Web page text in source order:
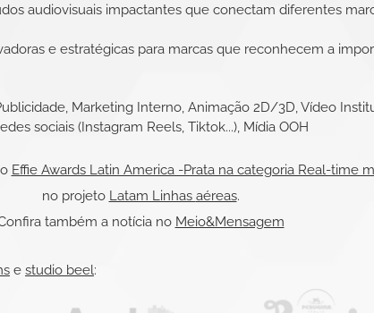
audiovisuais impactantes que conectam diferentes
e estratégicas para marcas que reconhecem a
Marketing Interno, Animação 2D/3D, Vídeo
sociais (Instagram Reels, Tiktok...), Mídia OOH
Effie Awards Latin America -Prata na categoria Real-time
no projeto Latam Linhas aéreas.
também a notícia no Meio&Mensagem
e studio beel: